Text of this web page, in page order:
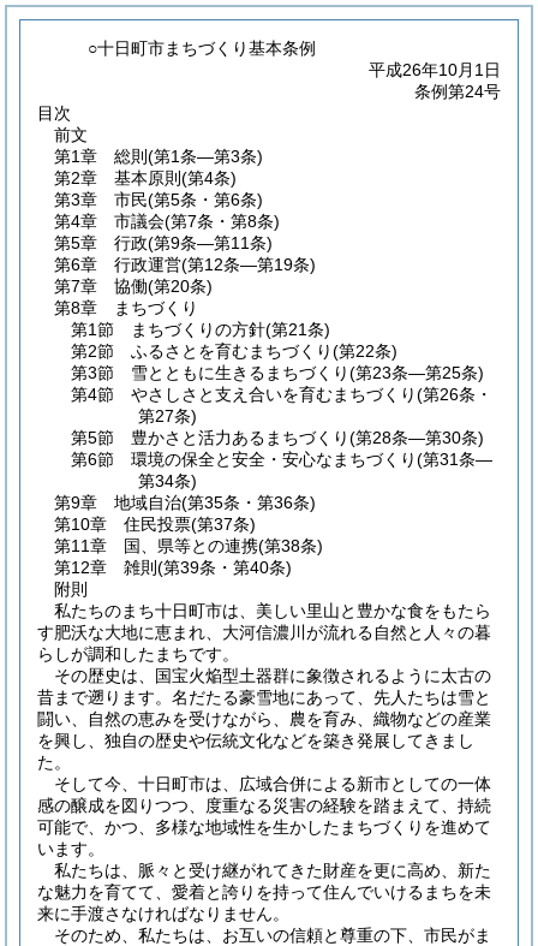
○十日町市まちづくり基本条例
平成26年10月1日
条例第24号
目次
前文
第1章
総則 (第1条―第3条)
第2章
基本原則 (第4条)
第3章
市民(第5条・第6条)
第4章
市議会(第7条・第8条)
第5章
行政(第9条―第11条)
第6章
行政運営(第12条―第19条)
第7章
協働(第20条)
第8章
まちづくり
第1節
まちづくりの方針(第21条)
第2節
ふるさとを育むまちづくり(第22条)
第3節
雪とともに生きるまちづくり(第23条―第25条)
第4節
やさしさと支え合いを育むまちづくり(第26条・
第27条)
第5節
豊かさと活力あるまちづくり(第28条―第30条)
第6節
環境の保全と安全・安心なまちづくり(第31条―
第34条)
第9章
地域自治(第35条・第36条)
第10章
住民投票(第37条)
第11章
国、県等との連携(第38条)
第12章
雑則 (第39条・第40条)
附則
私たちのまち十日町市は、美しい里山と豊かな食をもたら
す肥沃な大地に恵まれ、大河信濃川が流れる自然と人々の暮
らしが調和したまちです。
その歴史は、国宝火焔型土器群に象徴されるように太古の
昔まで遡ります。名だたる豪雪地にあって、先人たちは雪と
闘い、自然の恵みを受けながら、農を育み、織物などの産業
を興し、独自の歴史や伝統文化などを築き発展してきまし
た。
そして今、十日町市は、広域合併による新市としての一体
感の醸成を図りつつ、度重なる災害の経験を踏まえて、持続
可能で、かつ、多様な地域性を生かしたまちづくりを進めて
います。
私たちは、脈々と受け継がれてきた財産を更に高め、新た
な魅力を育てて、愛着と誇りを持って住んでいけるまちを未
来に手渡さなければなりません。
そのため、私たちは、お互いの信頼と尊重の下、市民がま